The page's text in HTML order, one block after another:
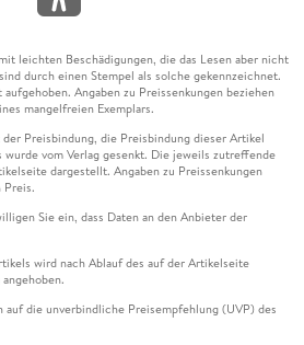
leichten Beschädigungen, die das Lesen aber nicht
durch einen Stempel als solche gekennzeichnet.
Angaben zu Preissenkungen beziehen
mangelfreien Exemplars.
Preisbindung, die Preisbindung dieser Artikel
vom Verlag gesenkt. Die jeweils zutreffende
dargestellt. Angaben zu Preissenkungen
Preis.
Sie ein, dass Daten an den Anbieter der
wird nach Ablauf des auf der Artikelseite
die unverbindliche Preisempfehlung (UVP) des